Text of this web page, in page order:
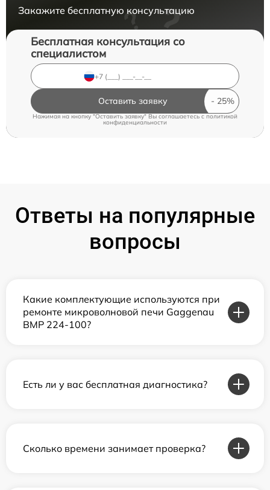
Закажите бесплатную консультацию
Бесплатная консультация со
специалистом
Оставить заявку
Нажимая на кнопку "Оставить заявку" Вы соглашаетесь cполитикой
конфиденциальности
Ответы на популярные
вопросы
Какие комплектующие используются при
ремонте микроволновой печи Gaggenau
BMP 224-100?
Есть ли у вас бесплатная диагностика?
Сколько времени занимает проверка?